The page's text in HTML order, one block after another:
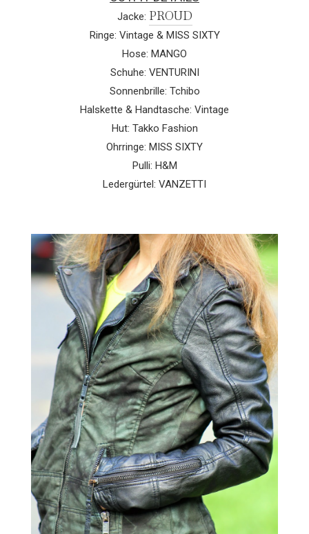
Jacke: PROUD
Ringe: Vintage & MISS SIXTY
Hose: MANGO
Schuhe: VENTURINI
Sonnenbrille: Tchibo
Halskette & Handtasche: Vintage
Hut: Takko Fashion
Ohrringe: MISS SIXTY
Pulli: H&M
Ledergürtel: VANZETTI